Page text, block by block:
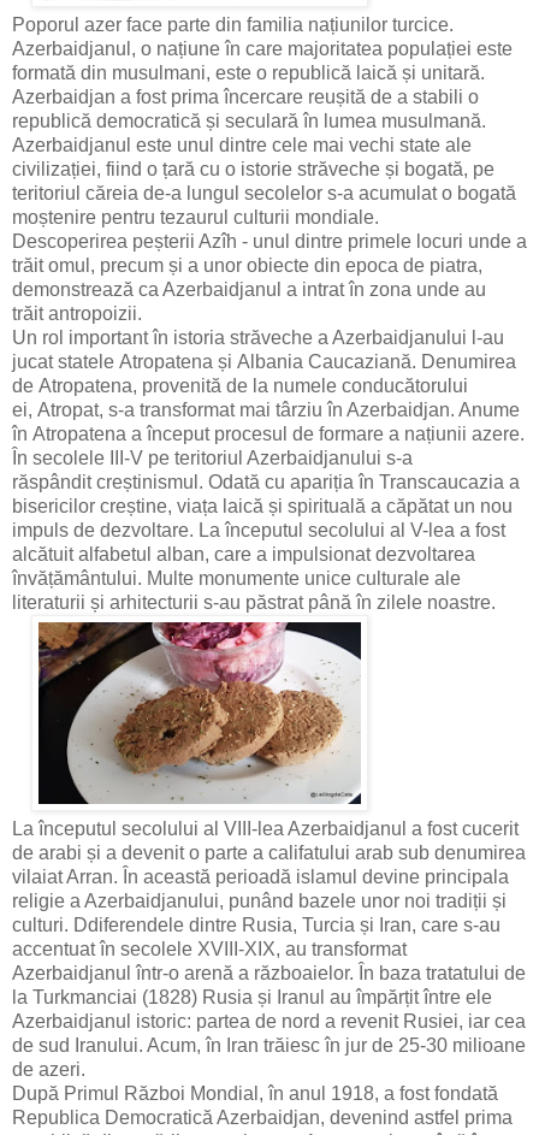
Poporul azer face parte din familia națiunilor turcice.
Azerbaidjanul, o națiune în care majoritatea populației este
formată din musulmani, este o republică laică și unitară.
Azerbaidjan a fost prima încercare reușită de a stabili o
republică democratică și seculară în lumea musulmană.
Azerbaidjanul este unul dintre cele mai vechi state ale
civilizației, fiind o țară cu o istorie străveche și bogată, pe
teritoriul căreia de-a lungul secolelor s-a acumulat o bogată
moștenire pentru tezaurul culturii mondiale.
Descoperirea peșterii Azîh - unul dintre primele locuri unde a
trăit omul, precum și a unor obiecte din epoca de piatra,
demonstrează ca Azerbaidjanul a intrat în zona unde au
trăit antropoizii.
Un rol important în istoria străveche a Azerbaidjanului l-au
jucat statele Atropatena și Albania Caucaziană. Denumirea
de Atropatena, provenită de la numele conducătorului
ei, Atropat, s-a transformat mai târziu în Azerbaidjan. Anume
în Atropatena a început procesul de formare a națiunii azere.
În secolele III-V pe teritoriul Azerbaidjanului s-a
răspândit creștinismul. Odată cu apariția în Transcaucazia a
bisericilor creștine, viața laică și spirituală a căpătat un nou
impuls de dezvoltare. La începutul secolului al V-lea a fost
alcătuit alfabetul alban, care a impulsionat dezvoltarea
învățământului. Multe monumente unice culturale ale
literaturii și arhitecturii s-au păstrat până în zilele noastre.
La începutul secolului al VIII-lea Azerbaidjanul a fost cucerit
de arabi și a devenit o parte a califatului arab sub denumirea
vilaiat Arran. În această perioadă islamul devine principala
religie a Azerbaidjanului, punând bazele unor noi tradiții și
culturi. Ddiferendele dintre Rusia, Turcia și Iran, care s-au
accentuat în secolele XVIII-XIX, au transformat
Azerbaidjanul într-o arenă a războaielor. În baza tratatului de
la Turkmanciai (1828) Rusia și Iranul au împărțit între ele
Azerbaidjanul istoric: partea de nord a revenit Rusiei, iar cea
de sud Iranului. Acum, în Iran trăiesc în jur de 25-30 milioane
de azeri.
După Primul Război Mondial, în anul 1918, a fost fondată
Republica Democratică Azerbaidjan, devenind astfel prima